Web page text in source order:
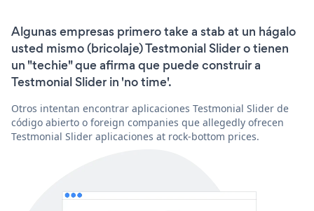
Algunas empresas primero take a stab at un hágalo
usted mismo (bricolaje) Testmonial Slider o tienen
un "techie" que afirma que puede construir a
Testmonial Slider in 'no time'.
Otros intentan encontrar aplicaciones Testmonial Slider de
código abierto o foreign companies que allegedly ofrecen
Testmonial Slider aplicaciones at rock-bottom prices.